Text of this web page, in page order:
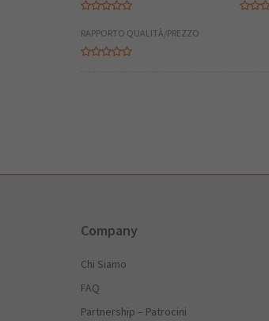
RAPPORTO QUALITÀ/PREZZO
Company
Chi Siamo
FAQ
Partnership – Patrocini